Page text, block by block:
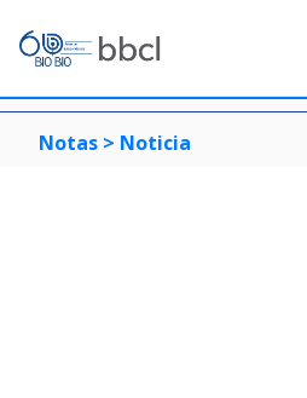
Notas > Noticia